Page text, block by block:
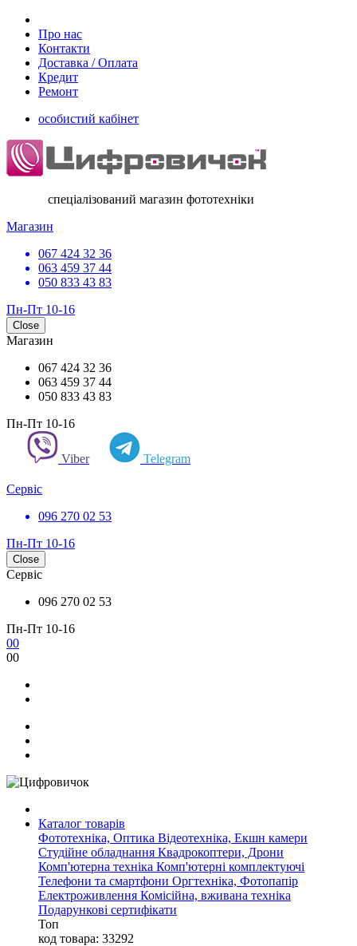
Про нас
Контакти
Доставка / Оплата
Кредит
Ремонт
особистий кабінет
спеціалізований магазин фототехніки
Магазин
067 424 32 36
063 459 37 44
050 833 43 83
Пн-Пт 10-16
Close
Магазин
067 424 32 36
063 459 37 44
050 833 43 83
Пн-Пт 10-16
Viber Telegram
Сервіс
096 270 02 53
Пн-Пт 10-16
Close
Сервіс
096 270 02 53
Пн-Пт 10-16
00
00
Каталог товарів
Фототехніка, Оптика Відеотехніка, Екшн камери
Студійне обладнання Квадрокоптери, Дрони
Комп'ютерна техніка Комп'ютерні комплектуючі
Телефони та смартфони Оргтехніка, Фотопапір
Електроживлення Комісійна, вживана техніка
Подарункові сертифікати
Топ
код товара: 33292